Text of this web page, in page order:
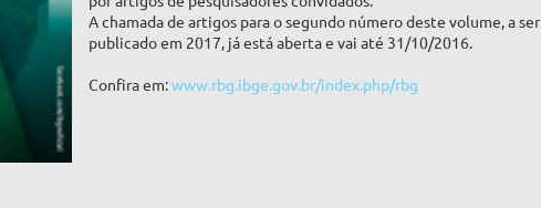
A chamada de artigos para o segundo número deste volume, a ser
publicado em 2017, já está aberta e vai até 31/10/2016.
Confira em:www.rbg.ibge.gov.br/index.php/rbg